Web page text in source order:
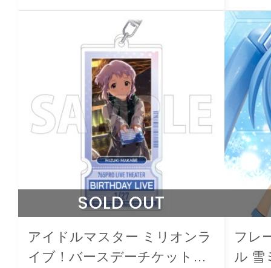
SOLD OUT
アイドルマスター ミリオンラ
イブ！バースデーチケットキ
フレ
ル 雪